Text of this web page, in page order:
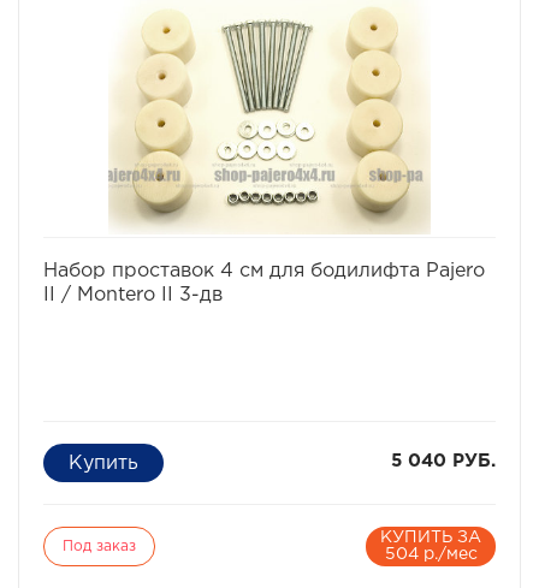
условиях офф-роуд.
В комплект проставок для бодилифта Pajero II /
Montero II входят сами проставки, а также болты, гайки
и шайбы для крепления.
Характеристики Комплекта проставок для бодилифта
Pajero II / Montero II:
· Высота проставки: 4 см
· Кол-во проставок: 12 шт
· Материал: капролон
Комплект проставок для бодилифта Pajero II / Montero
Набор проставок 4 см для бодилифта Pajero
II / Montero II 3-дв
5 040 РУБ.
Под заказ
КУПИТЬ ЗА
504 р./мес